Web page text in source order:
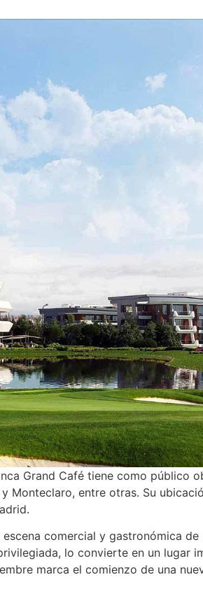
Grand Café tiene como público
entre otras. Su
comercial y gastronómica
lo convierte en un lugar
marca el comienzo de una